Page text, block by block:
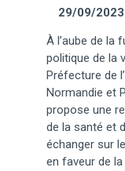
29/09/2023
À l’aube de la
politique de la
Préfecture de
Normandie et
propose une
de la santé et
échanger sur
en faveur de